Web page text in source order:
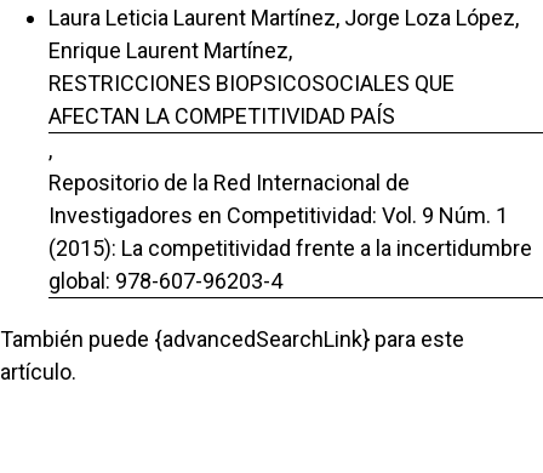
Laura Leticia Laurent Martínez, Jorge Loza López,
Enrique Laurent Martínez,
RESTRICCIONES BIOPSICOSOCIALES QUE
AFECTAN LA COMPETITIVIDAD PAÍS
,
Repositorio de la Red Internacional de
Investigadores en Competitividad: Vol. 9 Núm. 1
(2015): La competitividad frente a la incertidumbre
global: 978-607-96203-4
También puede {advancedSearchLink} para este
artículo.